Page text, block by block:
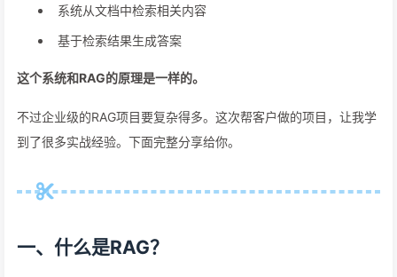
系统从文档中检索相关内容
基于检索结果生成答案
这个系统和RAG的原理是一样的。
不过企业级的RAG项目要复杂得多。这次帮客户做的项目，让我学
到了很多实战经验。下面完整分享给你。
一、什么是RAG？